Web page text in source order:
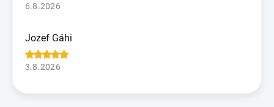
6.8.2026
Jozef Gáhi
3.8.2026